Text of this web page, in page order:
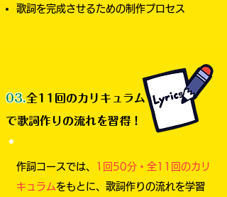
歌詞を完成させるための制作プロセス
03.全11回のカリキュラム
で歌詞作りの流れを習得！
作詞コースでは、
1回50分・全11回のカリ
キュラムをもとに、歌詞作りの流れを学習